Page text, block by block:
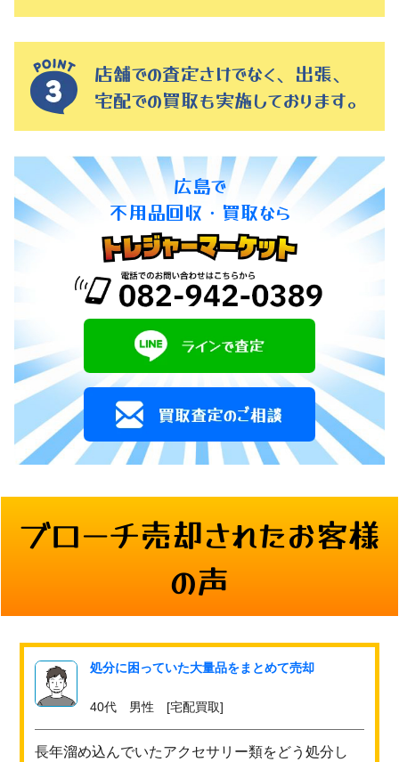
店舗での査定さけでなく、出張、
宅配での買取も実施しております。
広島で
不用品回収・買取なら
ブローチ売却されたお客様
の声
処分に困っていた大量品をまとめて売却
40代 男性 [宅配買取]
長年溜め込んでいたアクセサリー類をどう処分し